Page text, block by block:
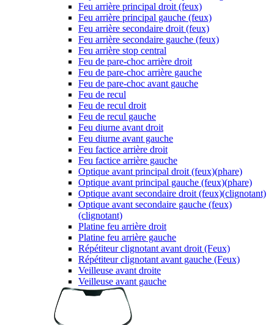
Feu arrière principal droit (feux)
Feu arrière principal gauche (feux)
Feu arrière secondaire droit (feux)
Feu arrière secondaire gauche (feux)
Feu arrière stop central
Feu de pare-choc arrière droit
Feu de pare-choc arrière gauche
Feu de pare-choc avant gauche
Feu de recul
Feu de recul droit
Feu de recul gauche
Feu diurne avant droit
Feu diurne avant gauche
Feu factice arrière droit
Feu factice arrière gauche
Optique avant principal droit (feux)(phare)
Optique avant principal gauche (feux)(phare)
Optique avant secondaire droit (feux)(clignotant)
Optique avant secondaire gauche (feux)
(clignotant)
Platine feu arrière droit
Platine feu arrière gauche
Répétiteur clignotant avant droit (Feux)
Répétiteur clignotant avant gauche (Feux)
Veilleuse avant droite
Veilleuse avant gauche